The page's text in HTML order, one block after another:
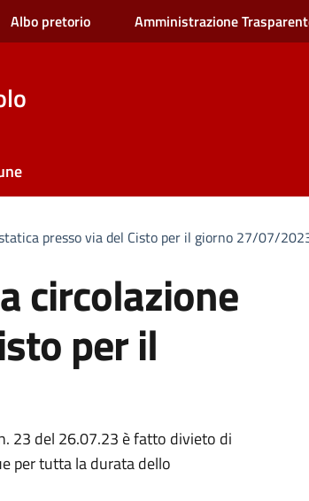
Albo pretorio Amministrazione
presso via del Cisto per il giorno 27/07/
circolazione
per il
23 del 26.07.23 è fatto divieto di
per tutta la durata dello